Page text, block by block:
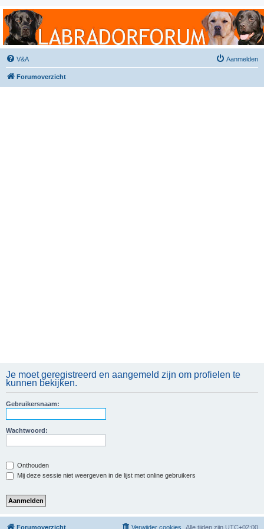
Labradorforum
Het gezelligste Labradorforum van Nederland en België!
V&A Aanmelden
Forumoverzicht
Je moet geregistreerd en aangemeld zijn om profielen te
kunnen bekijken.
Gebruikersnaam:
Wachtwoord:
Onthouden
Mij deze sessie niet weergeven in de lijst met online gebruikers
Forumoverzicht Alle tijden zijn UTC+02:00
Verwijder cookies